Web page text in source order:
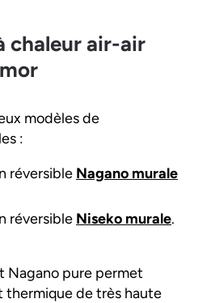
chaleur air-air
modèles de
:
réversible Nagano murale
réversible Niseko murale.
Nagano pure permet
thermique de très haute